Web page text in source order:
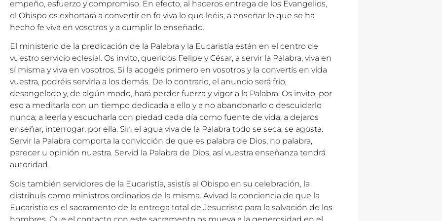
empeño, esfuerzo y compromiso. En efecto, al haceros entrega de los Evangelios,
el Obispo os exhortará a convertir en fe viva lo que leéis, a enseñar lo que se ha
hecho fe viva en vosotros y a cumplir lo enseñado.
El ministerio de la predicación de la Palabra y la Eucaristía están en el centro de
vuestro servicio eclesial. Os invito, queridos Felipe y César, a servir la Palabra, viva en
sí misma y viva en vosotros. Si la acogéis primero en vosotros y la convertís en vida
vuestra, podréis servirla a los demás. De lo contrario, el anuncio será frío,
desangelado y, de algún modo, hará perder fuerza y vigor a la Palabra. Os invito, por
eso a meditarla con un tiempo dedicada a ello y a no abandonarlo o descuidarlo
nunca; a leerla y escucharla con piedad cada día como fuente de vida; a dejaros
enseñar, interrogar, por ella. Sin el agua viva de la Palabra todo se seca, se agosta.
Servir la Palabra comporta la convicción de que es palabra de Dios, no palabra,
parecer u opinión nuestra. Servid la Palabra de Dios, así vuestra enseñanza tendrá
autoridad.
Sois también servidores de la Eucaristía, asistís al Obispo en su celebración, la
distribuís como ministros ordinarios de la misma. Avivad la conciencia de que la
Eucaristía es el sacramento de la entrega total de Jesucristo para la salvación de los
hombres. Que el contacto con este sacramento os mueva a la generosidad en el